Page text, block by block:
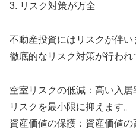
3. リスク対策が万全
不動産投資にはリスクが伴
徹底的なリスク対策が行われ
空室リスクの低減：高い入
リスクを最小限に抑えます。
資産価値の保護：資産価値